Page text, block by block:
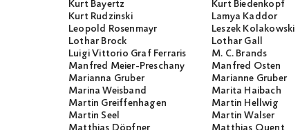
Kurt Bayertz
Kurt Biedenkopf
Kurt Rudzinski
Lamya Kaddor
Leopold Rosenmayr
Leszek Kolakowski
Lothar Brock
Lothar Gall
Luigi Vittorio Graf Ferraris
M. C. Brands
Manfred Meier-Preschany
Manfred Osten
Marianna Gruber
Marianne Gruber
Marina Weisband
Marita Haibach
Martin Greiffenhagen
Martin Hellwig
Martin Seel
Martin Walser